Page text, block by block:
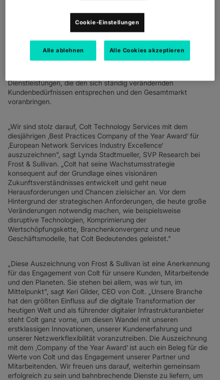
TRANSPORT UND LOGISTIK
NETWORK AS A SERVICE
IP-VPN
SD-WAN + SASE
ALLE NETZWERKDIENSTE
digitaler Infrastrukturen von Frost & Sullivan die Auszeichnung
erhalten. Damit wird die herausragende Position des
Dienstleistungen, die den sich ständig verändernden
Kundenbedürfnissen entsprechen und den Gesamtmarkt
voranbringen.
„Wir sind stolz darauf, Colt Technology Services mit dem
diesjährigen ‚Best Practices Company of the Year Award‘ für
‚European Network Services Industry Excellence‘
auszuzeichnen", sagt Lynda Stadtmueller, SVP Research bei
Frost & Sullivan. „Colt hat seine Wachstumsstrategie
konsequent auf der Grundlage eines visionären
Zukunftsverständnisses entwickelt und geht neue
Herausforderungen und Chancen zielsicher an. Vor dem
Hintergrund der strategischen Anforderungen, die heute große
Veränderungen notwendig machen, wie beispielsweise
disruptive Technologien, Komprimierung der
Wertschöpfungskette, Branchenkonvergenz und neue
Geschäftsmodelle, hat Colt Bedeutendes geleistet."
„Diese Auszeichnung von Frost & Sullivan ist eine Anerkennung
für das Engagement von Colt für unsere Kunden, Mitarbeitende
und den Planeten. Sie stehen bei allem, was wir tun, im
Mittelpunkt", sagt Keri Gilder, CEO von Colt. „Unsere Branche
hat den größten Einfluss auf die digitale Transformation der
heutigen Welt und als führender digitaler Infrastrukturanbieter
steht Colt ganz vorne, um diesen Wandel mit unseren
erstklassigen Innovationen, unserer Kundenerfahrung und
unserer Netzwerkflexibilität voranzutreiben. Die Auszeichnung
mit dem ‚Company of the Year Award‘ ist auch ein Beleg für die
Werte von Colt und das Engagement unserer Partner und
Mitarbeitenden. Wir freuen uns darauf, weiterhin gemeinsam
erfolgreich zu sein und bahnbrechende Dienste zu liefern, um
Cookie-Einstellungen
Alle ablehnen Alle Cookies akzeptieren